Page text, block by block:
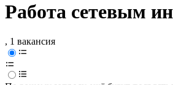
Работа сетевым
, 1 вакансия